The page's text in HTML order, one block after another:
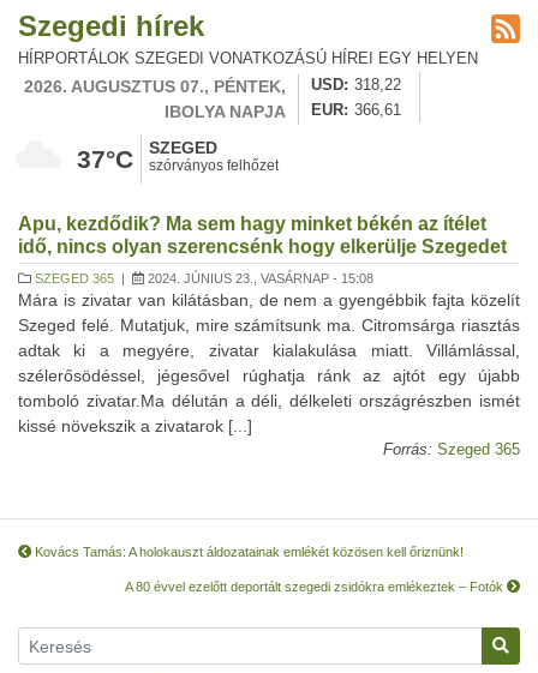
Szegedi hírek
HÍRPORTÁLOK SZEGEDI VONATKOZÁSÚ HÍREI EGY HELYEN
2026. AUGUSZTUS 07., PÉNTEK,
IBOLYA NAPJA
USD
318,22
EUR
366,61
37°C SZEGED
szórványos felhőzet
Apu, kezdődik? Ma sem hagy minket békén az ítélet
idő, nincs olyan szerencsénk hogy elkerülje Szegedet
SZEGED 365 | 2024. JÚNIUS 23., VASÁRNAP - 15:08
Mára is zivatar van kilátásban, de nem a gyengébbik fajta közelít
Szeged felé. Mutatjuk, mire számítsunk ma. Citromsárga riasztás
adtak ki a megyére, zivatar kialakulása miatt. Villámlással,
szélerősödéssel, jégesővel rúghatja ránk az ajtót egy újabb
tomboló zivatar.Ma délután a déli, délkeleti országrészben ismét
kissé növekszik a zivatarok [...]
Forrás: Szeged 365
Kovács Tamás: A holokauszt áldozatainak emlékét közösen kell őriznünk!
A 80 évvel ezelőtt deportált szegedi zsidókra emlékeztek – Fotók